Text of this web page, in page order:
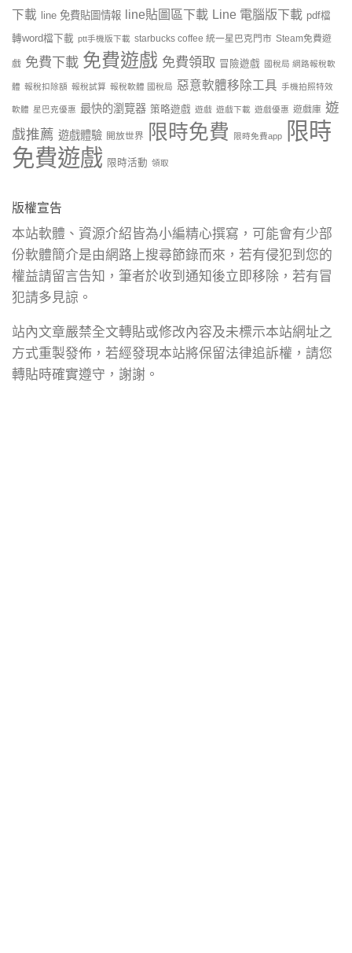
下載
line 免費貼圖情報 line貼圖區下載 Line 電腦版下載 pdf檔
轉word檔下載 ptt手機版下載 starbucks coffee 統一星巴克門市 Steam免費遊
戲 免費下載 免費遊戲 免費領取 冒險遊戲 國稅局 網路報稅軟
體 報稅扣除額 報稅試算 報稅軟體 國稅局 惡意軟體移除工具 手機拍照特效
軟體 星巴克優惠 最快的瀏覽器 策略遊戲 遊戲 遊戲下載 遊戲優惠 遊戲庫 遊
戲推薦 遊戲體驗 開放世界 限時免費 限時免費app
限時
免費遊戲 限時活動 領取
版權宣告
本站軟體、資源介紹皆為小編精心撰寫，可能會有少部
份軟體簡介是由網路上搜尋節錄而來，若有侵犯到您的
權益請留言告知，筆者於收到通知後立即移除，若有冒
犯請多見諒。
站內文章嚴禁全文轉貼或修改內容及未標示本站網址之
方式重製發佈，若經發現本站將保留法律追訴權，請您
轉貼時確實遵守，謝謝。